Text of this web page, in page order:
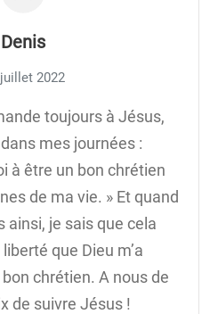
Denis
2022
toujours à Jésus,
mes journées :
à être un bon chrétien
de ma vie. » Et quand
ainsi, je sais que cela
que Dieu m’a
chrétien. A nous de
de suivre Jésus !